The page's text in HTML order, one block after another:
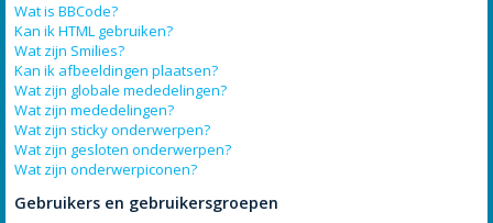
Wat is BBCode?
Kan ik HTML gebruiken?
Wat zijn Smilies?
Kan ik afbeeldingen plaatsen?
Wat zijn globale mededelingen?
Wat zijn mededelingen?
Wat zijn sticky onderwerpen?
Wat zijn gesloten onderwerpen?
Wat zijn onderwerpiconen?
Gebruikers en gebruikersgroepen